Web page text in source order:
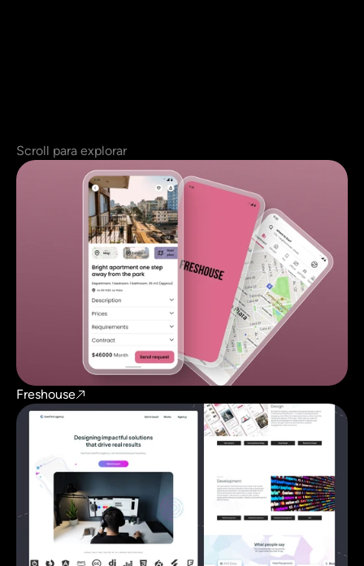
Scroll para explorar
Freshouse
UX por el bien social